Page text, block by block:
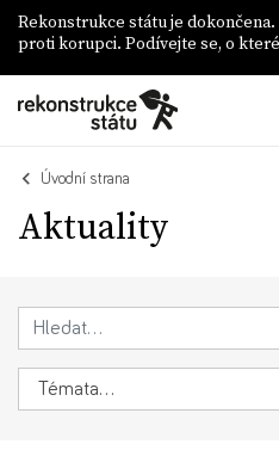
Rekonstrukce státu je
proti korupci. Podívejte se, o
Úvodní strana
Aktuality